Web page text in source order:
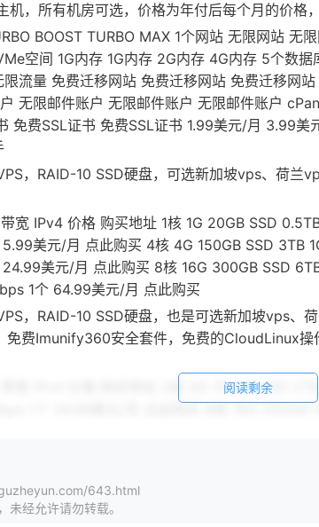
所有机房可选，价格为年付后每个月的价格，
BOOST TURBO MAX 1个网站 无限网站 无
空间 1G内存 1G内存 2G内存 4G内存 5个数
流量 免费迁移网站 免费迁移网站 免费迁移网
无限邮件账户 无限邮件账户 无限邮件账户
免费SSL证书 免费SSL证书 1.99美元/月 3.99
，RAID-10 SSD硬盘，可选新加坡vps、荷兰
宽 IPv4 价格 购买地址 1核 1G 20GB SSD
美元/月 点此购买 4核 4G 150GB SSD 3TB
美元/月 点此购买 8核 16G 300GB SSD
1个 64.99美元/月 点此购买
，RAID-10 SSD硬盘，也是可选新加坡vps、
免费Imunify360安全套件，免费的CloudLinux
带宽 IPv4 价格 购买地址 2核 4G 150GB SSD
8TB 1Gbps 1个 74.99美元/月 点此购买
器，也是新加坡、荷兰阿姆斯特丹、美国密歇根
硬盘：
阅读剩余
643.html
未经允许请勿转载。